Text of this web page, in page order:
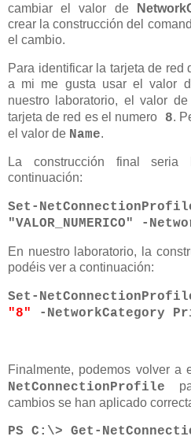
cambiar el valor de
crear la construcción del
el cambio.
Para identificar la tarjeta de red
a mi me gusta usar el valor
nuestro laboratorio, el valor de
tarjeta de red es el numero 8.
el valor de Name.
La construcción final
continuación:
Set-
"VALOR_NUMERICO" -
En nuestro laboratorio, la
podéis ver a continuación:
Set-
"8"
-NetworkCategory
Finalmente, podemos volver a
NetConnectionProfile
cambios se han aplicado
PS C:\> Get-